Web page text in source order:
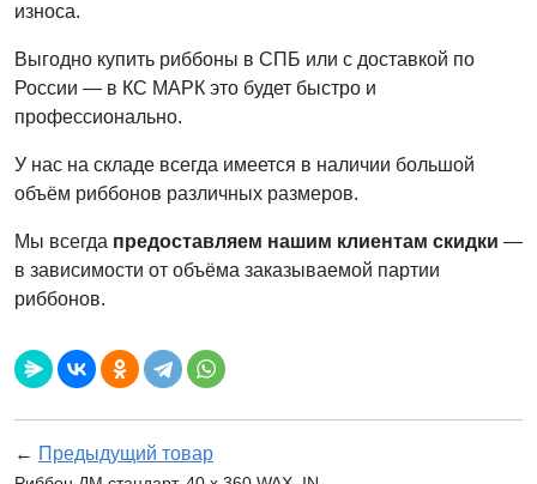
износа.
Выгодно купить риббоны в СПБ или с доставкой по
России — в КС МАРК это будет быстро и
профессионально.
У нас на складе всегда имеется в наличии большой
объём риббонов различных размеров.
Мы всегда предоставляем нашим клиентам скидки —
в зависимости от объёма заказываемой партии
риббонов.
← Предыдущий товар